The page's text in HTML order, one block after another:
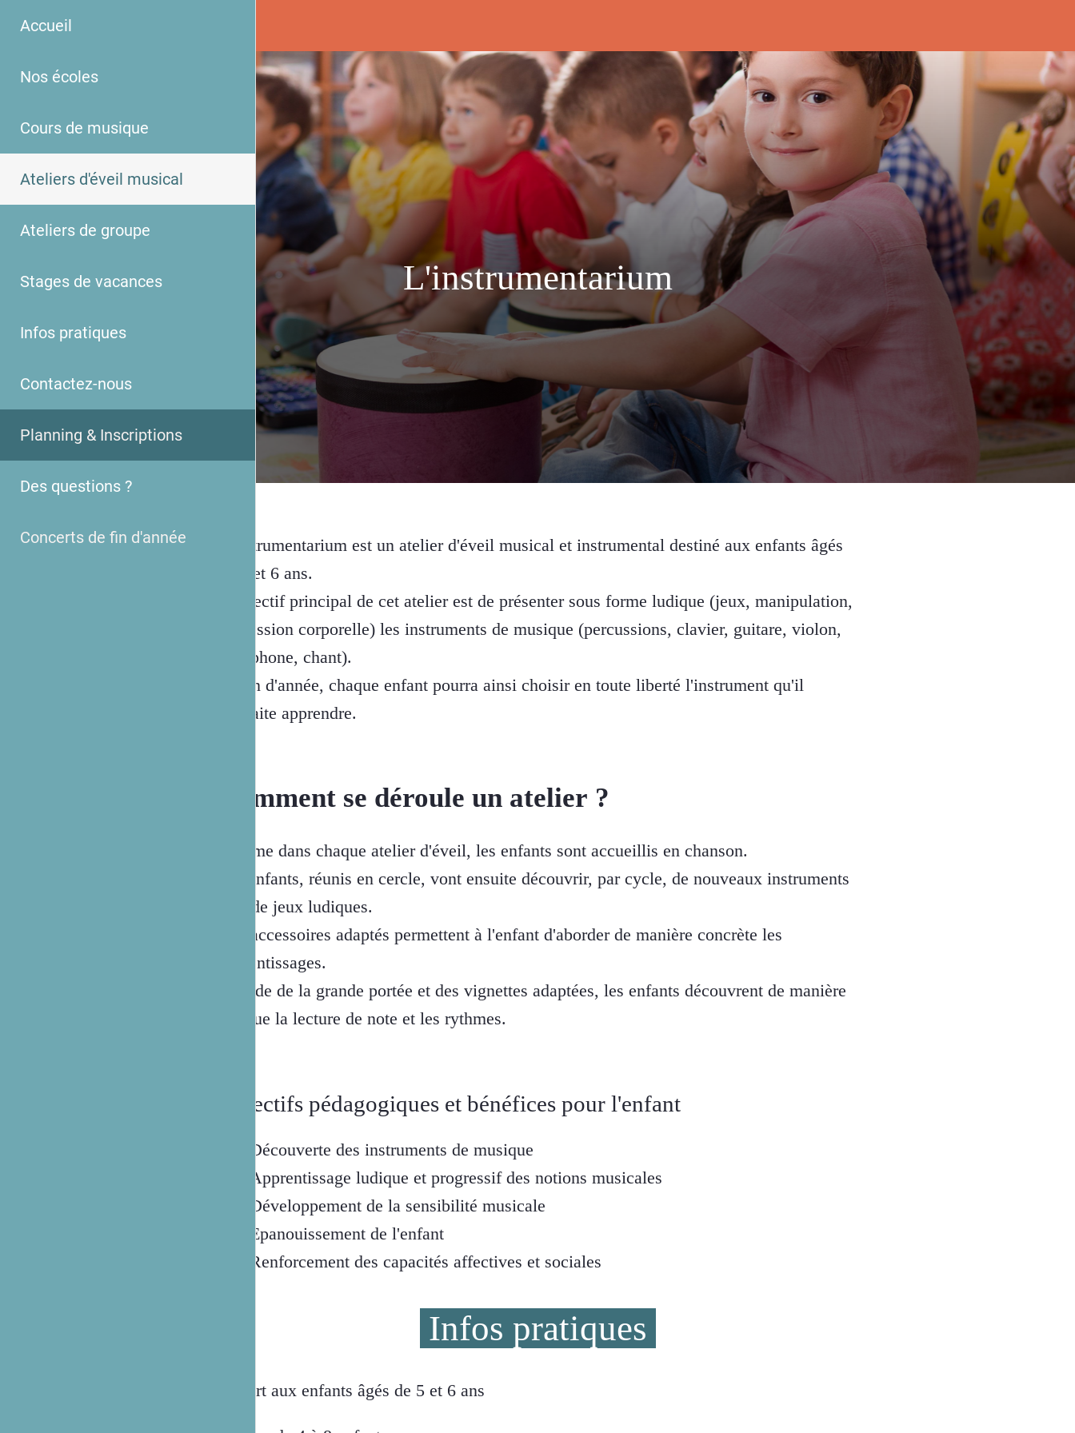
Accueil
Nos écoles
Cours de musique
Ateliers d'éveil musical
Ateliers de groupe
Stages de vacances
Infos pratiques
Contactez-nous
Planning & Inscriptions
Des questions ?
Concerts de fin d'année
Rédigé le 27/04/2022 par 5 et 6 ans\n
L'instrumentarium
L'instrumentarium est un atelier d'éveil musical et instrumental destiné aux enfants âgés
de 5 et 6 ans.
L'objectif principal de cet atelier est de présenter sous forme ludique (jeux, manipulation,
expression corporelle) les instruments de musique (percussions, clavier, guitare, violon,
saxophone, chant).
En fin d'année, chaque enfant pourra ainsi choisir en toute liberté l'instrument qu'il
souhaite apprendre.
Comment se déroule un atelier ?
Comme dans chaque atelier d'éveil, les enfants sont accueillis en chanson.
Les enfants, réunis en cercle, vont ensuite découvrir, par cycle, de nouveaux instruments
à l'aide jeux ludiques.
Des accessoires adaptés permettent à l'enfant d'aborder de manière concrète les
apprentissages.
A l'aide de la grande portée et des vignettes adaptées, les enfants découvrent de manière
ludique la lecture de note et les rythmes.
Objectifs pédagogiques et bénéfices pour l'enfant
Découverte des instruments de musique
Apprentissage ludique et progressif des notions musicales
Développement de la sensibilité musicale
Epanouissement de l'enfant
Renforcement des capacités affectives et sociales
Infos pratiques
Ouvert aux enfants âgés de 5 et 6 ans